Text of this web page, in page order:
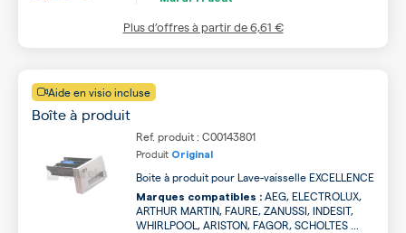
Plus d’offres à partir de6,61 €
Aide en visio incluse
Boîte à produit
Ref. produit : C00143801
Produit Original
Boite à produit pour Lave-vaisselle EXCELLENCE
Marques compatibles : AEG, ELECTROLUX,
ARTHUR MARTIN, FAURE, ZANUSSI, INDESIT,
WHIRLPOOL, ARISTON, FAGOR, SCHOLTES ...